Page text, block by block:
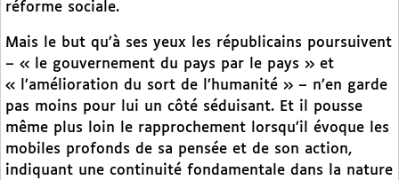
réforme sociale.
Mais le but qu’à ses yeux les républicains poursuivent
– « le gouvernement du pays par le pays » et
« l’amélioration du sort de l’humanité » – n’en garde
pas moins pour lui un côté séduisant. Et il pousse
même plus loin le rapprochement lorsqu’il évoque les
mobiles profonds de sa pensée et de son action,
indiquant une continuité fondamentale dans la nature